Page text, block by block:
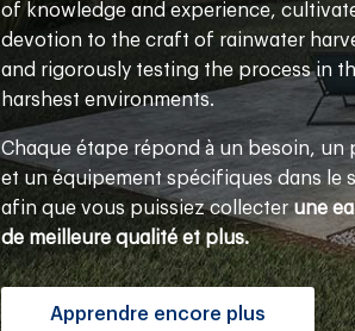
of knowledge and experience,
devotion to the craft of rainwater
and rigorously testing the process in
harshest environments.
Chaque étape répond à un besoin, un
et un équipement spécifiques dans le
afin que vous puissiez collecterune
de meilleure qualité et plus.
Apprendre encore plus